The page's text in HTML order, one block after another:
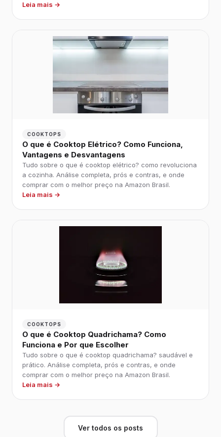
Veja como limpar e resolver em casa.
Leia mais →
COOKTOPS
O que é Cooktop Elétrico? Como Funciona,
Vantagens e Desvantagens
Tudo sobre o que é cooktop elétrico? como revoluciona
a cozinha. Análise completa, prós e contras, e onde
comprar com o melhor preço na Amazon Brasil.
Leia mais →
COOKTOPS
O que é Cooktop Quadrichama? Como
Funciona e Por que Escolher
Tudo sobre o que é cooktop quadrichama? saudável e
prático. Análise completa, prós e contras, e onde
comprar com o melhor preço na Amazon Brasil.
Leia mais →
Ver todos os posts